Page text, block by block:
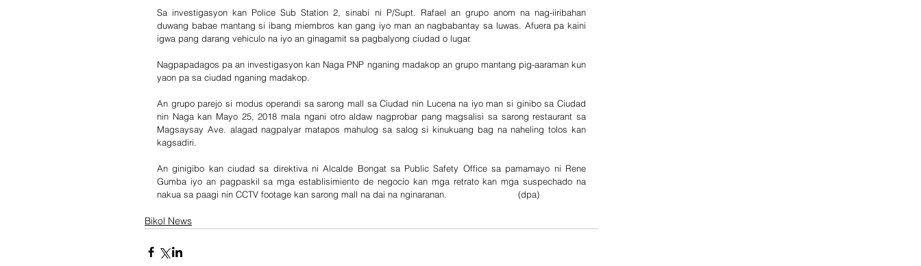
Sa investigasyon kan Police Sub Station 2, sinabi ni P/Supt. Rafael an grupo anom na nag-iiribahan
duwang babae mantang si ibang miembros kan gang iyo man an nagbabantay sa luwas. Afuera pa kaini
igwa pang darang vehiculo na iyo an ginagamit sa pagbalyong ciudad o lugar.
Nagpapadagos pa an investigasyon kan Naga PNP nganing madakop an grupo mantang pig-aaraman kun
yaon pa sa ciudad nganing madakop.
An grupo parejo si modus operandi sa sarong mall sa Ciudad nin Lucena na iyo man si ginibo sa Ciudad
nin Naga kan Mayo 25, 2018 mala ngani otro aldaw nagprobar pang magsalisi sa sarong restaurant sa
Magsaysay Ave. alagad nagpalyar matapos mahulog sa salog si kinukuang bag na naheling tolos kan
kagsadiri.
An ginigibo kan ciudad sa direktiva ni Alcalde Bongat sa Public Safety Office sa pamamayo ni Rene
Gumba iyo an pagpaskil sa mga establisimiento de negocio kan mga retrato kan mga suspechado na
nakua sa paagi nin CCTV footage kan sarong mall na dai na nginaranan.                          (dpa)
Bikol News